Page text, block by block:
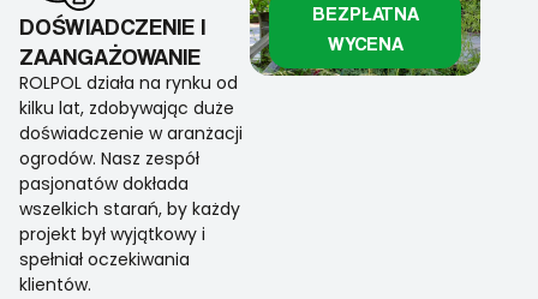
DOŚWIADCZENIE I
ZAANGAŻOWANIE
ROLPOL działa na rynku od
kilku lat, zdobywając duże
doświadczenie w aranżacji
ogrodów. Nasz zespół
pasjonatów dokłada
wszelkich starań, by każdy
projekt był wyjątkowy i
spełniał oczekiwania
klientów.
BEZPŁATNA
WYCENA